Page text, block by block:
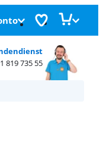
819 735 55